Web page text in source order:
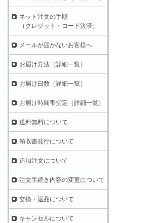
ネット注文の手順
（クレジット・コード決済）
メールが届かないお客様へ
お届け方法（詳細一覧）
お届け日数（詳細一覧）
お届け時間帯指定（詳細一覧）
送料無料について
領収書発行について
追加注文について
注文手続き内容の変更について
交換・返品について
キャンセルについて